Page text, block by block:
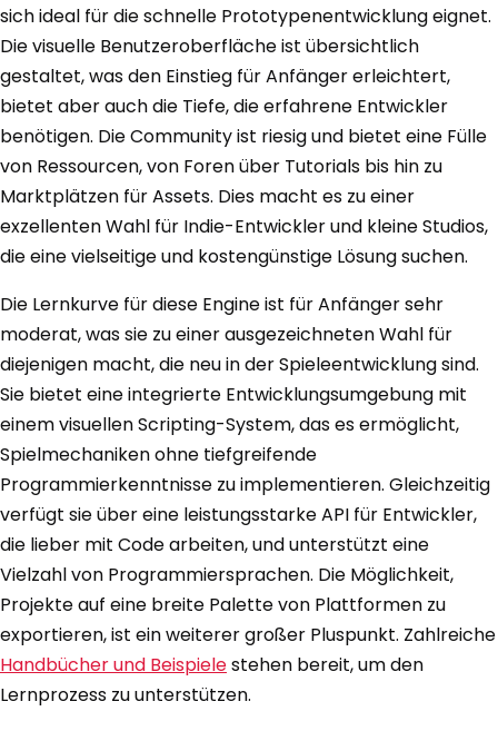
sich ideal für die schnelle Prototypenentwicklung eignet.
Die visuelle Benutzeroberfläche ist übersichtlich
gestaltet, was den Einstieg für Anfänger erleichtert,
bietet aber auch die Tiefe, die erfahrene Entwickler
benötigen. Die Community ist riesig und bietet eine Fülle
von Ressourcen, von Foren über Tutorials bis hin zu
Marktplätzen für Assets. Dies macht es zu einer
exzellenten Wahl für Indie-Entwickler und kleine Studios,
die eine vielseitige und kostengünstige Lösung suchen.
Die Lernkurve für diese Engine ist für Anfänger sehr
moderat, was sie zu einer ausgezeichneten Wahl für
diejenigen macht, die neu in der Spieleentwicklung sind.
Sie bietet eine integrierte Entwicklungsumgebung mit
einem visuellen Scripting-System, das es ermöglicht,
Spielmechaniken ohne tiefgreifende
Programmierkenntnisse zu implementieren. Gleichzeitig
verfügt sie über eine leistungsstarke API für Entwickler,
die lieber mit Code arbeiten, und unterstützt eine
Vielzahl von Programmiersprachen. Die Möglichkeit,
Projekte auf eine breite Palette von Plattformen zu
exportieren, ist ein weiterer großer Pluspunkt. Zahlreiche
Handbücher und Beispielestehen bereit, um den
Lernprozess zu unterstützen.